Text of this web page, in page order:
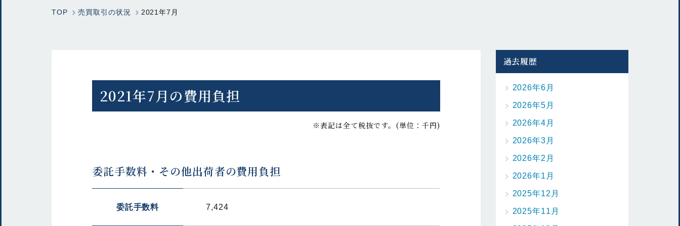
TOP 売買取引の状況 2021年7月
2021年7月の費用負担
※表記は全て税抜です。(単位：千円)
委託手数料・その他出荷者の費用負担
委託手数料 7,424
過去履歴
2026年6月
2026年5月
2026年4月
2026年3月
2026年2月
2026年1月
2025年12月
2025年11月